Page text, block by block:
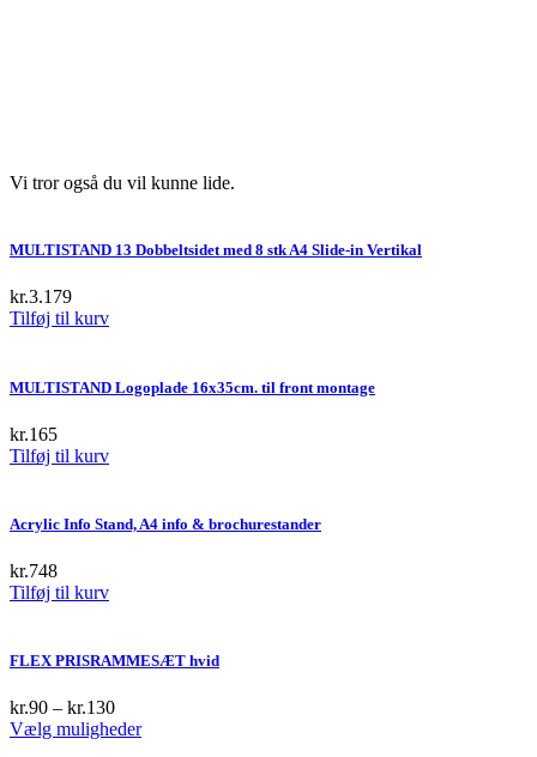
Vi tror også du vil kunne lide.
MULTISTAND 13 Dobbeltsidet med 8 stk A4 Slide-in Vertikal
kr.3.179
Tilføj til kurv
MULTISTAND Logoplade 16x35cm. til front montage
kr.165
Tilføj til kurv
Acrylic Info Stand, A4 info & brochurestander
kr.748
Tilføj til kurv
FLEX PRISRAMMESÆT hvid
kr.90 – kr.130
Vælg mulighederThis